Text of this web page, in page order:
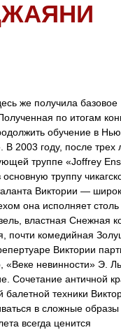
же получила базовое
по итогам
обучение в
2003 году, после трех
труппе «Joffrey
труппу
Виктории —
она исполняет
властная Снежная
почти комедийная
Виктории
невинности» Э.
Сочетание античной
техники
в сложные образы
всегда ценится